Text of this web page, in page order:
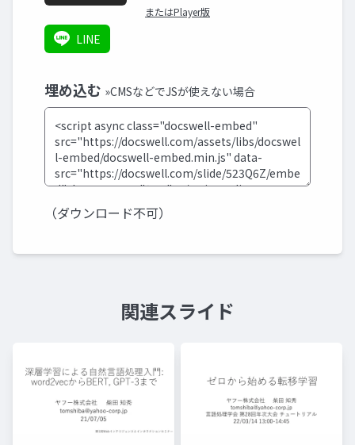
またはPlayer版
LINE
埋め込む »CMSなどでJSが使えない場合
（ダウンロード不可）
関連スライド